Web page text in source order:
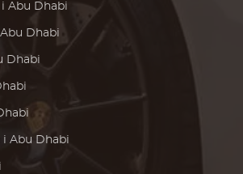
i Abu Dhabi
Dhabi
Dhabi
i Abu Dhabi